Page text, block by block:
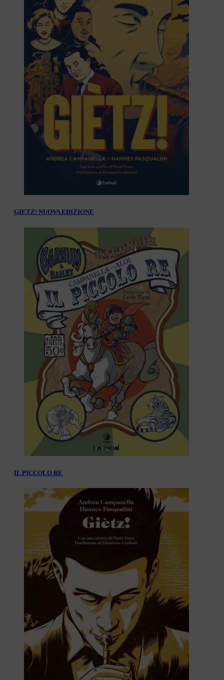
GIETZ! NUOVA EDIZIONE
IL PICCOLO RE